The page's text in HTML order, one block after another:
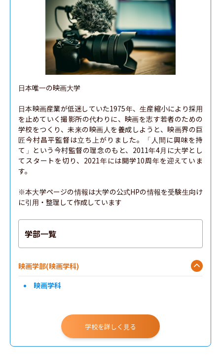
日本唯一の映画大学​
日本映画産業が低迷していた1975年、生産縮小により採用
を止めていく撮影所の代わりに、映画を志す若者のための
学校をつくり、未来の映画人を養成しようと、映画界の巨
匠今村昌平監督は立ち上がりました。「人間に興味を持
て」という今村監督の理念のもと、2011年4月に大学とし
てスタートを切り、2021年には開学10周年を迎えていま
す。
※本大学ページの情報は大学の公式HPの情報を受験生向け
に引用・整理して作成しています
学部一覧
映画学部(映画学科)
映画学科
学校を詳しく見る